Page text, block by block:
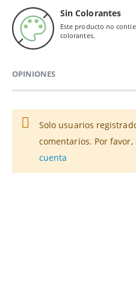
Sin Colorantes
Este producto no
colorantes.
OPINIONES
Solo usuarios
comentarios. Por favor,
cuenta